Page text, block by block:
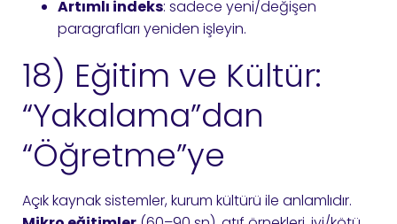
Artımlı indeks: sadece yeni/değişen
paragrafları yeniden işleyin.
18) Eğitim ve Kültür:
“Yakalama”dan
“Öğretme”ye
Açık kaynak sistemler, kurum kültürü ile anlamlıdır.